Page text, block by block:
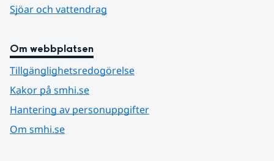
Sjöar och vattendrag
Om webbplatsen
Tillgänglighetsredogörelse
Kakor på smhi.se
Hantering av personuppgifter
Om smhi.se